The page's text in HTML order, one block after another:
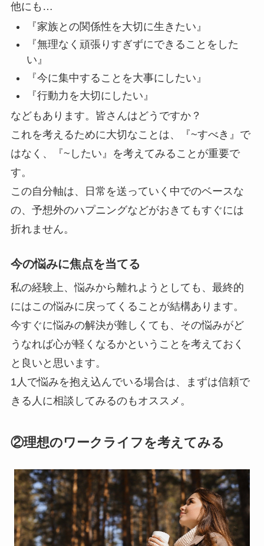
他にも…​​
『家族との関係性を大切に生きたい』
『無理なく頑張りすぎずにできることをした
い』
『今に集中することを大事にしたい』
『行動力を大切にしたい』
などもあります。皆さんはどうですか？
これを考えるために大切なことは、『~すべき』で
はなく、『~したい』を考えてみることが重要で
す。
​​​​​​​この自分軸は、日常を送っていく中でのベースな
の、予想外のハプニングなどがおきてもすぐには
折れません。
今の悩みに焦点を当てる
私の経験上、悩みから離れようとしても、最終的
にはこの悩みに戻ってくることが結構あります。
今すぐに悩みの解決が難しくても、その悩みがど
うなれば心が軽くなるかということを考えておく
と良いと思います。
​​​​​​​1人で悩みを抱え込んでいる場合は、まずは信頼で
きる人に相談してみるのもオススメ。
②理想のワークライフを考えてみる